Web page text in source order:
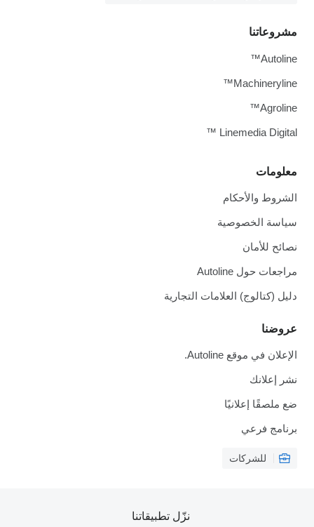
معلومات
الشروط والأحكام
سياسة الخصوصية
نصائح للأمان
مراجعات حول Autoline
دليل (كتالوج) العلامات التجارية
عروضنا
الإعلان في موقع Autoline.
نشر إعلانك
ضع ملصقًا إعلانيًا
برنامج فرعي
للشركات
مشروعاتنا
Autoline™
Machineryline™
Agroline™
Linemedia Digital ™
نزّل تطبيقاتنا